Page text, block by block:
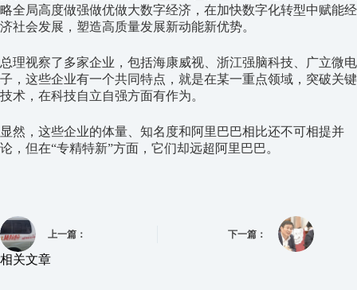
略全局高度做强做优做大数字经济，在加快数字化转型中赋能经
济社会发展，塑造高质量发展新动能新优势。
总理视察了多家企业，包括海康威视、浙江强脑科技、广立微电
子，这些企业有一个共同特点，就是在某一重点领域，突破关键
技术，在科技自立自强方面有作为。
显然，这些企业的体量、知名度和阿里巴巴相比还不可相提并
论，但在“专精特新”方面，它们却远超阿里巴巴。
上一篇： 下一篇：
相关文章